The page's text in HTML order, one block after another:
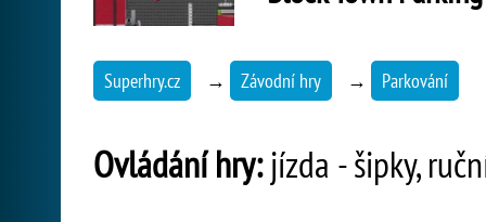
Superhry.cz → Závodní hry → Parkování
Ovládání hry:jízda - šipky,